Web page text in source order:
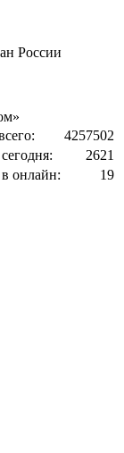
России
4257502
2621
онлайн:
19